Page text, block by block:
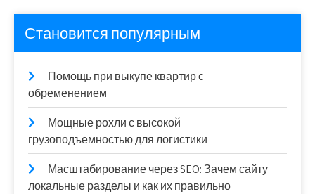
Становится популярным
Помощь при выкупе квартир с
обременением
Мощные рохли с высокой
грузоподъемностью для логистики
Масштабирование через SEO: Зачем сайту
локальные разделы и как их правильно